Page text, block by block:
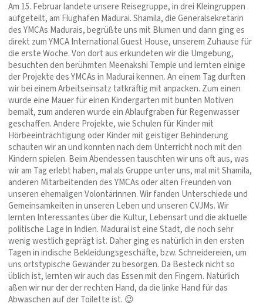
Am 15. Februar landete unsere Reisegruppe, in drei Kleingruppen
aufgeteilt, am Flughafen Madurai. Shamila, die Generalsekretärin
des YMCAs Madurais, begrüßte uns mit Blumen und dann ging es
direkt zum YMCA International Guest House, unserem Zuhause für
die erste Woche. Von dort aus erkundeten wir die Umgebung,
besuchten den berühmten Meenakshi Temple und lernten einige
der Projekte des YMCAs in Madurai kennen. An einem Tag durften
wir bei einem Arbeitseinsatz tatkräftig mit anpacken. Zum einen
wurde eine Mauer für einen Kindergarten mit bunten Motiven
bemalt, zum anderen wurde ein Ablaufgraben für Regenwasser
geschaffen. Andere Projekte, wie Schulen für Kinder mit
Hörbeeinträchtigung oder Kinder mit geistiger Behinderung
schauten wir an und konnten nach dem Unterricht noch mit den
Kindern spielen. Beim Abendessen tauschten wir uns oft aus, was
wir am Tag erlebt haben, mal als Gruppe unter uns, mal mit Shamila,
anderen Mitarbeitenden des YMCAs oder alten Freunden von
unseren ehemaligen Volontärinnen. Wir fanden Unterschiede und
Gemeinsamkeiten in unseren Leben und unseren CVJMs. Wir
lernten Interessantes über die Kultur, Lebensart und die aktuelle
politische Lage in Indien. Madurai ist eine Stadt, die noch sehr
wenig westlich geprägt ist. Daher ging es natürlich in den ersten
Tagen in indische Bekleidungsgeschäfte, bzw. Schneidereien, um
uns ortstypische Gewänder zu besorgen. Da Besteck nicht so
üblich ist, lernten wir auch das Essen mit den Fingern. Natürlich
aßen wir nur der der rechten Hand, da die linke Hand für das
Abwaschen auf der Toilette ist. 😉